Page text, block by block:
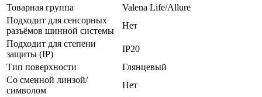
Товарная группа
Valena Life/Allure
Подходит для сенсорных
разъёмов шинной системы
Нет
Подходит для степени
защиты (IP)
IP20
Тип поверхности
Глянцевый
Со сменной линзой/
символом
Нет